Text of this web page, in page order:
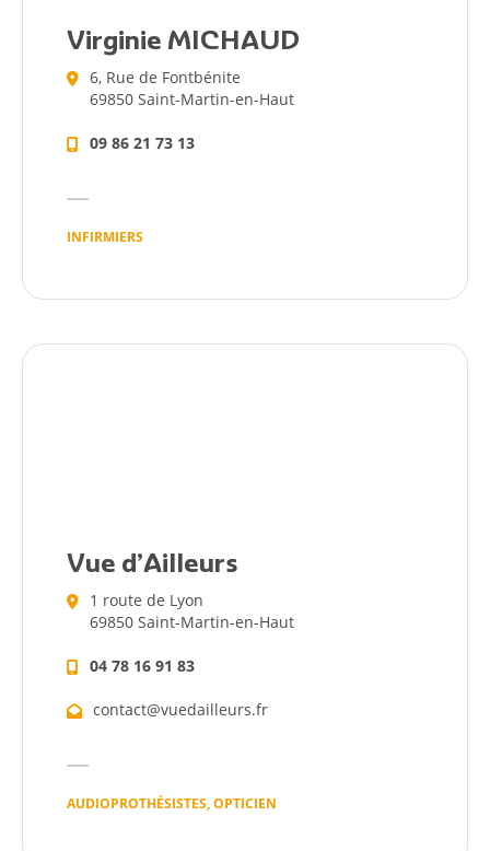
Virginie MICHAUD
6, Rue de Fontbénite
69850 Saint-Martin-en-Haut
09 86 21 73 13
INFIRMIERS
Vue d’Ailleurs
1 route de Lyon
69850 Saint-Martin-en-Haut
04 78 16 91 83
contact@vuedailleurs.fr
AUDIOPROTHÉSISTES, OPTICIEN